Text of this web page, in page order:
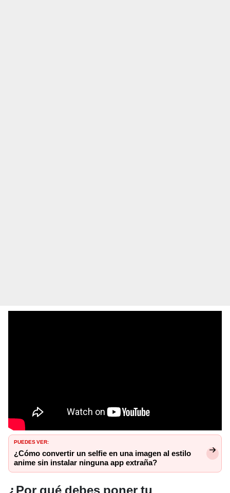
PUEDES VER:
¿Cómo convertir un selfie en una imagen al estilo
anime sin instalar ninguna app extraña?